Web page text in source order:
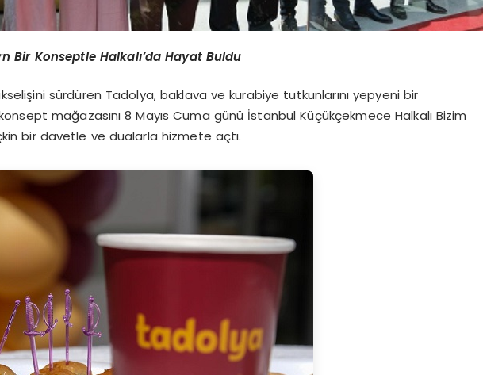
Bir Konseptle Halkalı’da Hayat Buldu
sürdüren Tadolya, baklava ve kurabiye tutkunlarını yepyeni bir
mağazasını 8 Mayıs Cuma günü İstanbul Küçükçekmece Halkalı Bizim
bir davetle ve dualarla hizmete açtı.